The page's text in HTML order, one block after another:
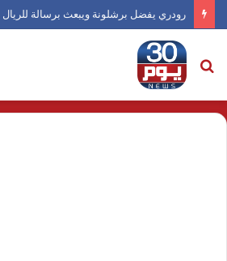
رودري يفضل برشلونة ويبعث برسالة للريال
بحث
عن